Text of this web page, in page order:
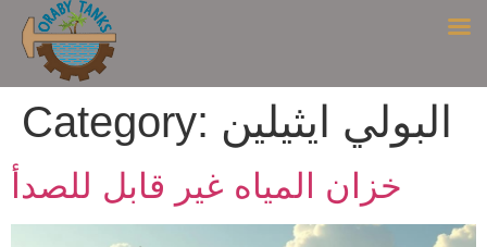
Category: البولي ايثيلين
خزان المياه غير قابل للصدأ